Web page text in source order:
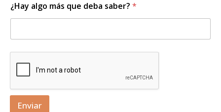
¿Hay algo más que deba saber? *
Enviar